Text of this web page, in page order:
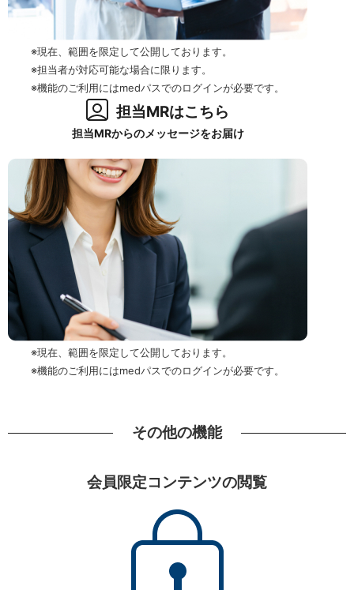
※現在、範囲を限定して公開しております。
※担当者が対応可能な場合に限ります。
※機能のご利用にはmedパスでのログインが必要です。
担当MRはこちら
担当MRからのメッセージをお届け
※現在、範囲を限定して公開しております。
※機能のご利用にはmedパスでのログインが必要です。
その他の機能
会員限定コンテンツの閲覧